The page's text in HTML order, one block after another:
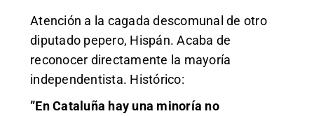
Atención a la cagada descomunal de otro
diputado pepero, Hispán. Acaba de
reconocer directamente la mayoría
independentista. Histórico:
”En Cataluña hay una minoría no